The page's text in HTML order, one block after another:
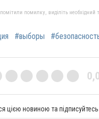
помилку, виділіть необхідний
#выборы
цією новиною та